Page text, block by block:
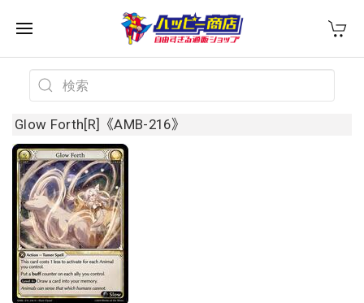
Glow Forth[R]《AMB-216》